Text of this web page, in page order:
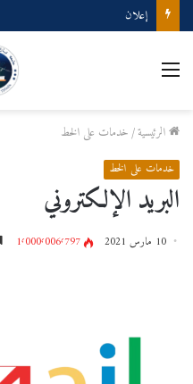
إعلان
الرئيسية/خدمات على الخط
خدمات على الخط
البريد الإلكتروني
10 مارس 2021 1٬000٬006٬797